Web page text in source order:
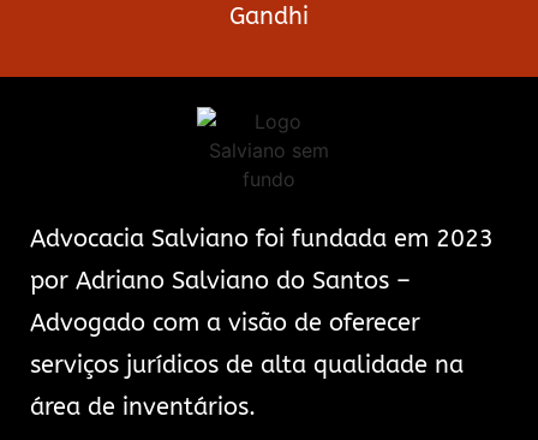
Gandhi
Advocacia Salviano foi fundada em 2023
por Adriano Salviano do Santos –
Advogado com a visão de oferecer
serviços jurídicos de alta qualidade na
área de inventários.